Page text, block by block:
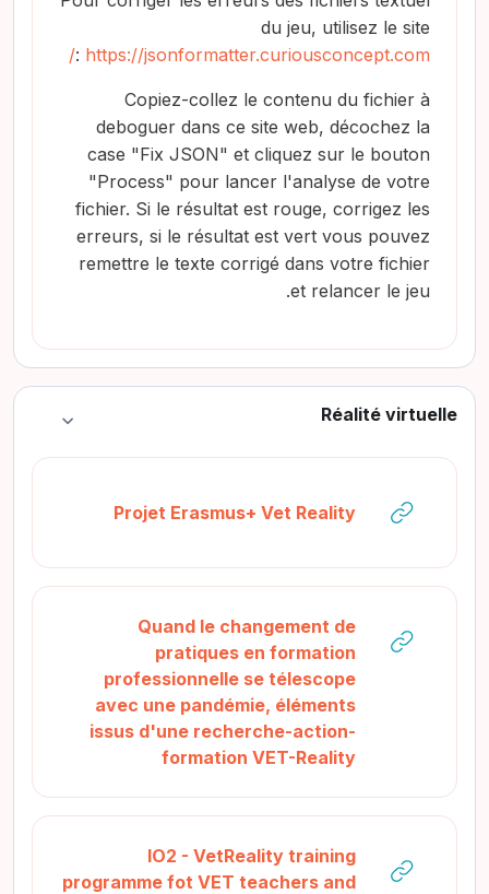
du jeu, utilisez le site
: https://jsonformatter.curiousconcept.com/
Copiez-collez le contenu du fichier à
deboguer dans ce site web, décochez la
case "Fix JSON" et cliquez sur le bouton
"Process" pour lancer l'analyse de votre
fichier. Si le résultat est rouge, corrigez les
erreurs, si le résultat est vert vous pouvez
remettre le texte corrigé dans votre fichier
et relancer le jeu.
Réalité virtuelle
طي
Projet Erasmus+ Vet Reality
Quand le changement de
pratiques en formation
professionnelle se télescope
avec une pandémie, éléments
issus d'une recherche-action-
formation VET-Realityرابط الكتروني
IO2 - VetReality training
programme fot VET teachers and